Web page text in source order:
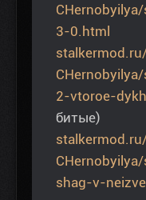
3-0.html
2-vtoroe-
битые)
shag-v-